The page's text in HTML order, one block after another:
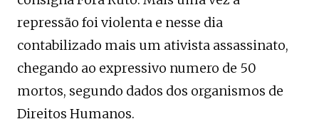
repressão foi violenta e nesse dia
contabilizado mais um ativista assassinato,
chegando ao expressivo numero de 50
mortos, segundo dados dos organismos de
Direitos Humanos.